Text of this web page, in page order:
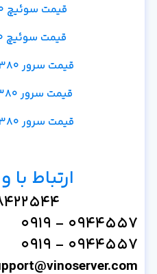
قیمت سوئیچ 9300
قیمت سوئیچ 9500
قیمت سرور g12 dl380
قیمت سرور g11 dl380
قیمت سرور g10 dl380
ارتباط
- 021
0944557 - 0919
0944557 - 0919